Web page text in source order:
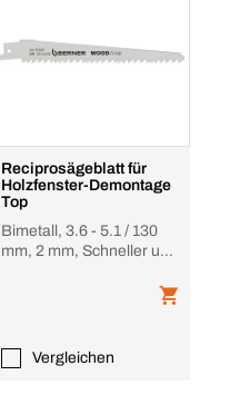
Reciprosägeblatt für
Holzfenster-Demontage
Top
Bimetall, 3.6 - 5.1 / 130
mm, 2 mm, Schneller und
Vergleichen